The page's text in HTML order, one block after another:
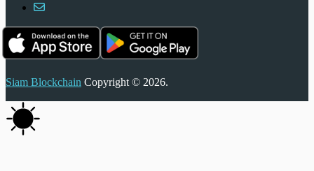
Siam Blockchain Copyright © 2026.